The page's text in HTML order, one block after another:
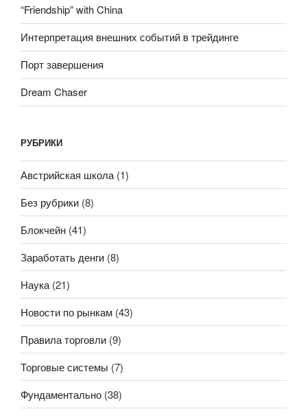
“Friendship” with China
Интерпретация внешних событий в трейдинге
Порт завершения
Dream Chaser
РУБРИКИ
Австрийская школа (1)
Без рубрики (8)
Блокчейн (41)
Заработать денги (8)
Наука (21)
Новости по рынкам (43)
Правила торговли (9)
Торговые системы (7)
Фундаментально (38)